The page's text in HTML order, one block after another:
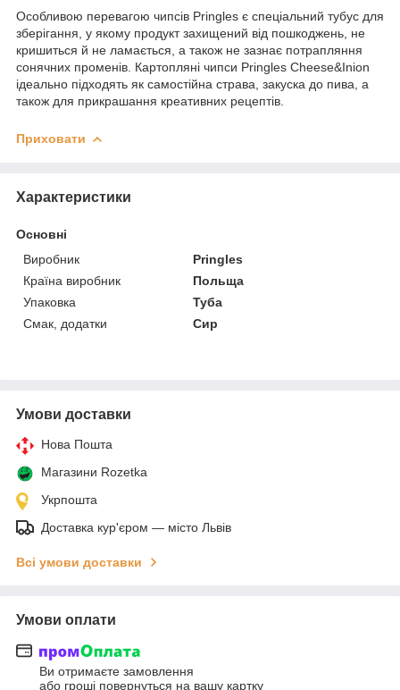
Особливою перевагою чипсів Pringles є спеціальний тубус для
зберігання, у якому продукт захищений від пошкоджень, не
кришиться й не ламається, а також не зазнає потрапляння
сонячних променів. Картопляні чипси Pringles Cheese&Inion
ідеально підходять як самостійна страва, закуска до пива, а
також для прикрашання креативних рецептів.
Приховати
Характеристики
Основні
Виробник
Pringles
Країна виробник
Польща
Упаковка
Туба
Смак, додатки
Сир
Умови доставки
Нова Пошта
Магазини Rozetka
Укрпошта
Доставка кур'єром — місто Львів
Всі умови доставки
Умови оплати
Ви отримаєте замовлення
або гроші повернуться на вашу картку